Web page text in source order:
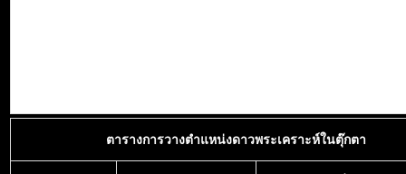
ตารางการวางตำแหน่งดาวพระเคราะห์ในตุ๊กตา